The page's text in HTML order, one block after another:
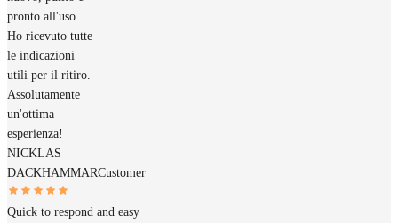
pronto all'uso.
Ho ricevuto tutte
le indicazioni
utili per il ritiro.
Assolutamente
un'ottima
esperienza!
NICKLAS
DACKHAMMARCustomer
Quick to respond and easy